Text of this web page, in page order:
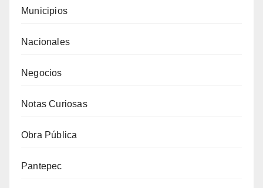
Municipios
Nacionales
Negocios
Notas Curiosas
Obra Pública
Pantepec